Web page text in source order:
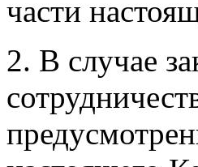
части
2. В случае